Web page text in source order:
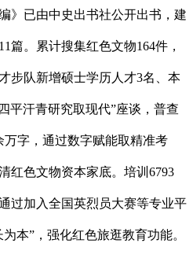
已由中史出书社公开出书，建
篇。累计搜集红色文物164件，
步队新增硕士学历人才3名、本
平汗青研究取现代”座谈，普查
万字，通过数字赋能取精准考
红色文物资本家底。培训6793
过加入全国英烈员大赛等专业平
本”，强化红色旅逛教育功能。